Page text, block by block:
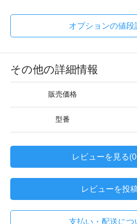
オプションの値段
その他の詳細情報
販売価格
型番
レビューを見る
レビューを投
支払い・配送につ